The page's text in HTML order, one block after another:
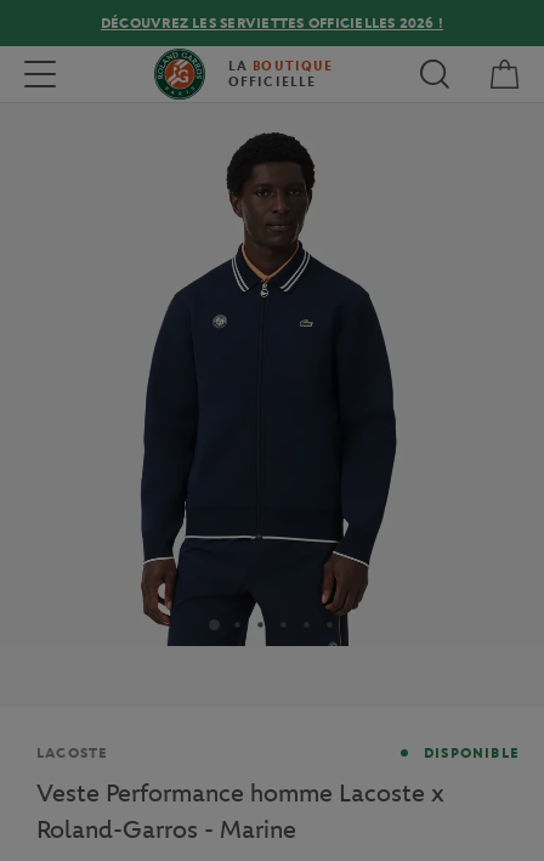
DÉCOUVREZ LES SERVIETTES OFFICIELLES 2026 !
Toggle navigation LA BOUTIQUE
OFFICIELLE
Marque
LACOSTE DISPONIBLE
Veste Performance homme Lacoste x
Roland-Garros - Marine